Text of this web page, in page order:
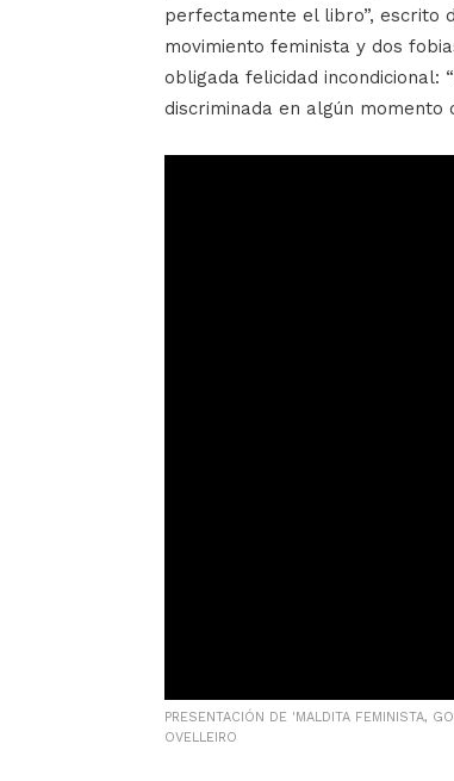
perfectamente el libro”, escrito
movimiento feminista y dos
obligada felicidad incondicional:
discriminada en algún momento
PRESENTACIÓN DE 'MALDITA FEMINISTA,
OVELLEIRO